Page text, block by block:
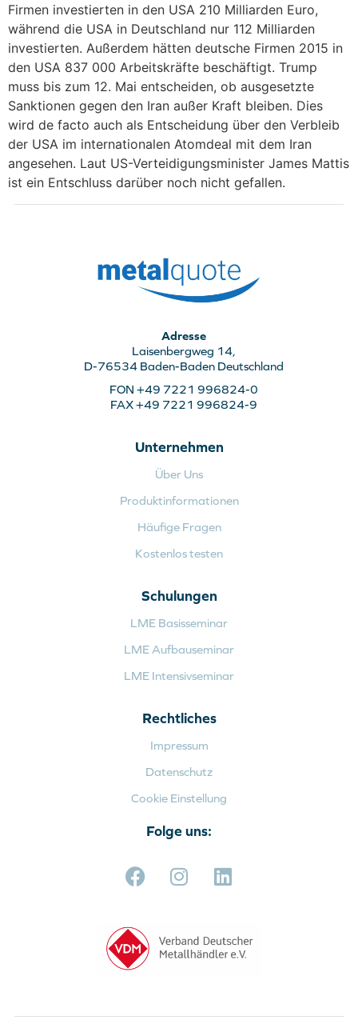
Firmen investierten in den USA 210 Milliarden Euro,
während die USA in Deutschland nur 112 Milliarden
investierten. Außerdem hätten deutsche Firmen 2015 in
den USA 837 000 Arbeitskräfte beschäftigt. Trump
muss bis zum 12. Mai entscheiden, ob ausgesetzte
Sanktionen gegen den Iran außer Kraft bleiben. Dies
wird de facto auch als Entscheidung über den Verbleib
der USA im internationalen Atomdeal mit dem Iran
angesehen. Laut US-Verteidigungsminister James Mattis
ist ein Entschluss darüber noch nicht gefallen.
Adresse
Laisenbergweg 14,
D-76534 Baden-Baden Deutschland
FON +49 7221 996824-0
FAX +49 7221 996824-9
Unternehmen
Über Uns
Produktinformationen
Häufige Fragen
Kostenlos testen
Schulungen
LME Basisseminar
LME Aufbauseminar
LME Intensivseminar
Rechtliches
Impressum
Datenschutz
Cookie Einstellung
Folge uns: